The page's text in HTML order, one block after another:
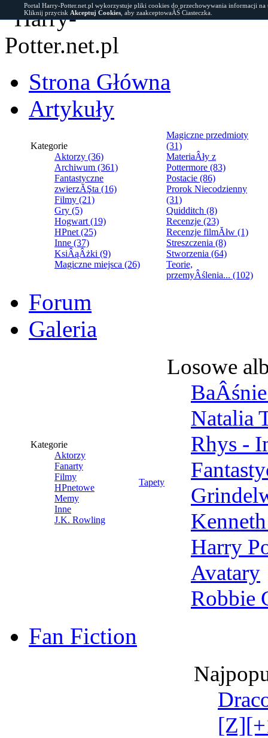
Strona Główna
Artykuły
Kategorie
Aktorzy (36)
Archiwum (361)
Fantastyczne
zwierzĂŞta (16)
Filmy (21)
Gry (5)
Hogwart (19)
HPnet (25)
Inne (37)
KsiÂąÂżki (9)
Magiczne miejsca (26)
Magiczne przedmioty
(31)
MateriaÂły z
Pottermore (83)
Postacie (86)
Prorok Niecodzienny
(31)
Quidditch (8)
Recenzje (23)
Recenzje filmĂłw (1)
Streszczenia (8)
Stworzenia (64)
Teorie,
przemyÂślenia... (102)
Forum
Galeria
Kategorie
Aktorzy
Fanarty
Filmy
HPnetowe
Memy
Inne
J.K. Rowling
Tapety
Losowe
Natalia
Rhys -
Harry
Avatary
Robbie
Fan Fiction
Portal Harry-Potter.net.pl wykorzystuje pliki cookies do przechowywania informacji
Kliknij przycisk Akceptuj Cookies , aby zaakceptowaĂŚ Ciasteczka.